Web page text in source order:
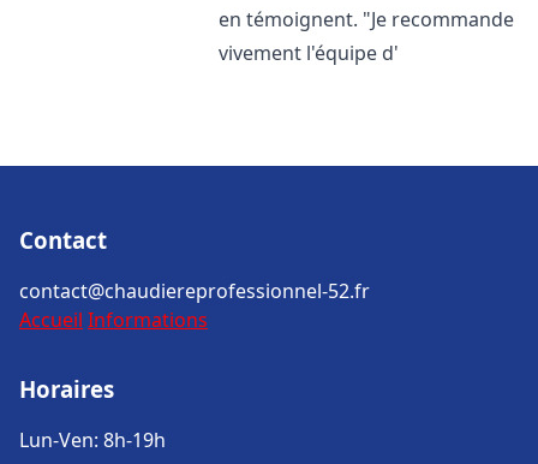
en témoignent. "Je recommande
vivement l'équipe d'
Contact
contact@chaudiereprofessionnel-52.fr
Accueil Informations
Horaires
Lun-Ven: 8h-19h